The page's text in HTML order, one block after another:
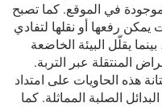
في الموقع. كما تصبح
يمكن رفعها أو نقلها لتفادي
يقلّل البيئة الخاضعة
المنتقلة عبر التربة.
هذه الحاويات على امتداد
الصلبة المماثلة. كما